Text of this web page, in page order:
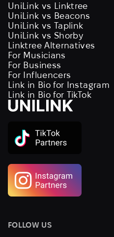
UniLink vs Linktree
UniLink vs Beacons
UniLink vs Taplink
UniLink vs Shorby
Linktree Alternatives
For Musicians
For Business
For Influencers
Link in Bio for Instagram
Link in Bio for TikTok
FOLLOW US